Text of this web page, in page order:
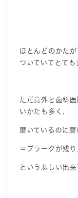
ほとんどのかた
ついていてとて
ただ意外と歯科
いかたも多く、
磨いているのに磨
＝プラークが残
という悲しい出